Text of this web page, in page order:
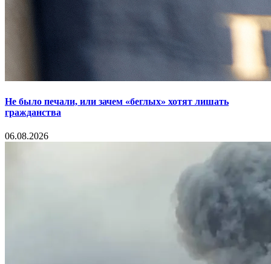
Не было печали, или зачем «беглых» хотят лишать
гражданства
06.08.2026